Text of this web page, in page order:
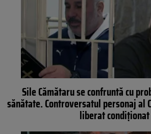
Sile Cămătaru se confruntă cu
sănătate. Controversatul personaj al
liberat condiționat